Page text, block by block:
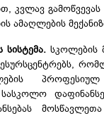
კვლავ
ამაღლების
სისტემა. სკოლების
პროფესიულ